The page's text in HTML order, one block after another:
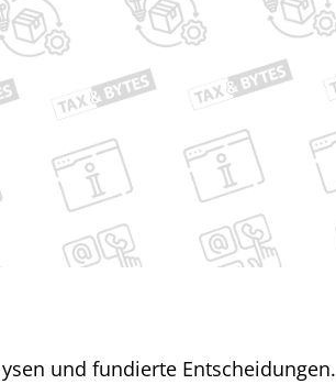
und fundierte Entscheidungen.